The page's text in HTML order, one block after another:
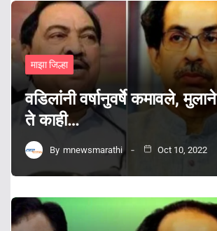
माझा जिल्हा
वडिलांनी वर्षानुवर्षे कमावले, मुलाने
ते काही…
By mnewsmarathi Oct 10, 2022